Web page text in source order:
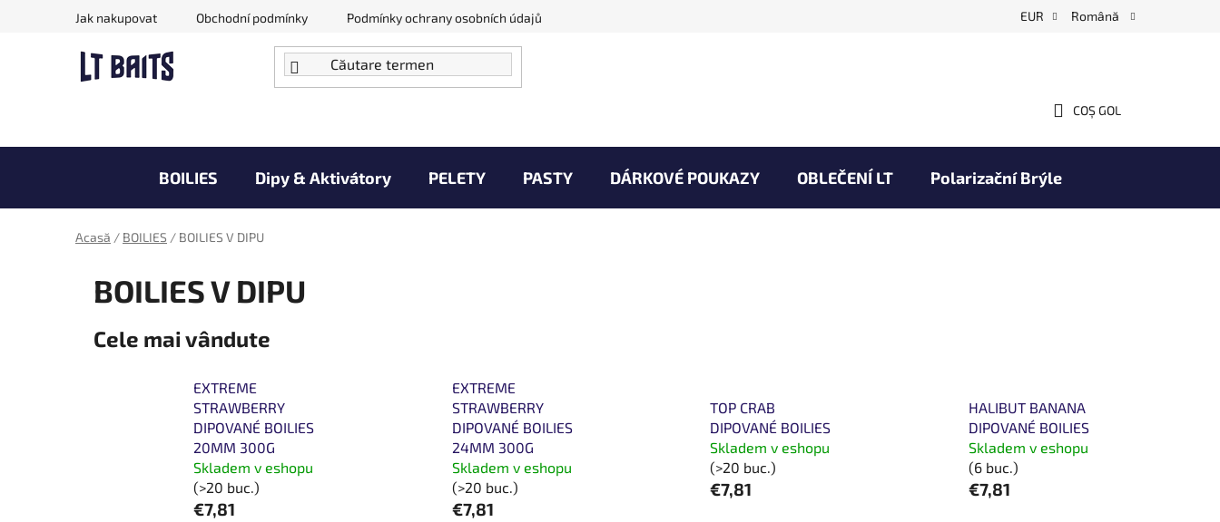
Jak nakupovat Obchodní podmínky Podmínky ochrany osobních údajů EUR Română
COŞ
CUMPĂRĂTURI
COŞ GOL
BOILIES Dipy & Aktivátory PELETY PASTY DÁRKOVÉ POUKAZY OBLEČENÍ LT Polarizační Brýle
Doprodej zboží za akční ceny
Acasă / BOILIES / BOILIES V DIPU
BOILIES V DIPU
Cele mai vândute
EXTREME
STRAWBERRY
DIPOVANÉ BOILIES
20MM 300G
Skladem v eshopu
(>20 buc.)
€7,81
EXTREME
STRAWBERRY
DIPOVANÉ BOILIES
24MM 300G
Skladem v eshopu
(>20 buc.)
€7,81
TOP CRAB
DIPOVANÉ BOILIES
Skladem v eshopu
(>20 buc.)
€7,81
HALIBUT BANANA
DIPOVANÉ BOILIES
Skladem v eshopu
(6 buc.)
€7,81